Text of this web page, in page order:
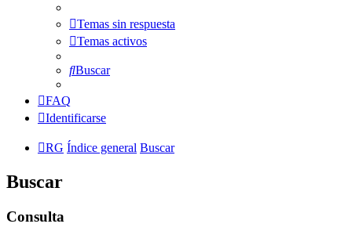
Temas sin respuesta
Temas activos
Buscar
FAQ
Identificarse
RG Índice general Buscar
Buscar
Consulta